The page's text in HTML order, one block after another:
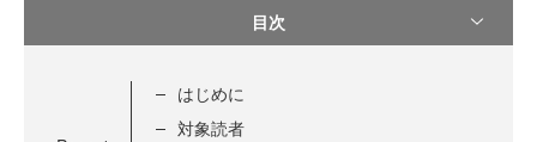
目次
はじめに
対象読者